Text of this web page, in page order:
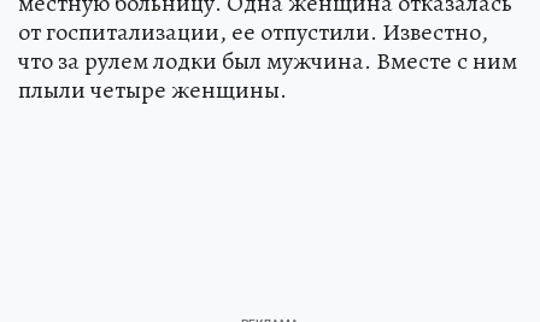
от госпитализации, ее отпустили. Известно,
что за рулем лодки был мужчина. Вместе с ним
плыли четыре женщины.